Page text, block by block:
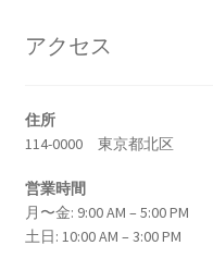
【星の進化を考え
J・C
アクセス
住所
114-0000 東京都北区
営業時間
月〜金: 9:00 AM – 5:00 PM
土日: 10:00 AM – 3:00 PM